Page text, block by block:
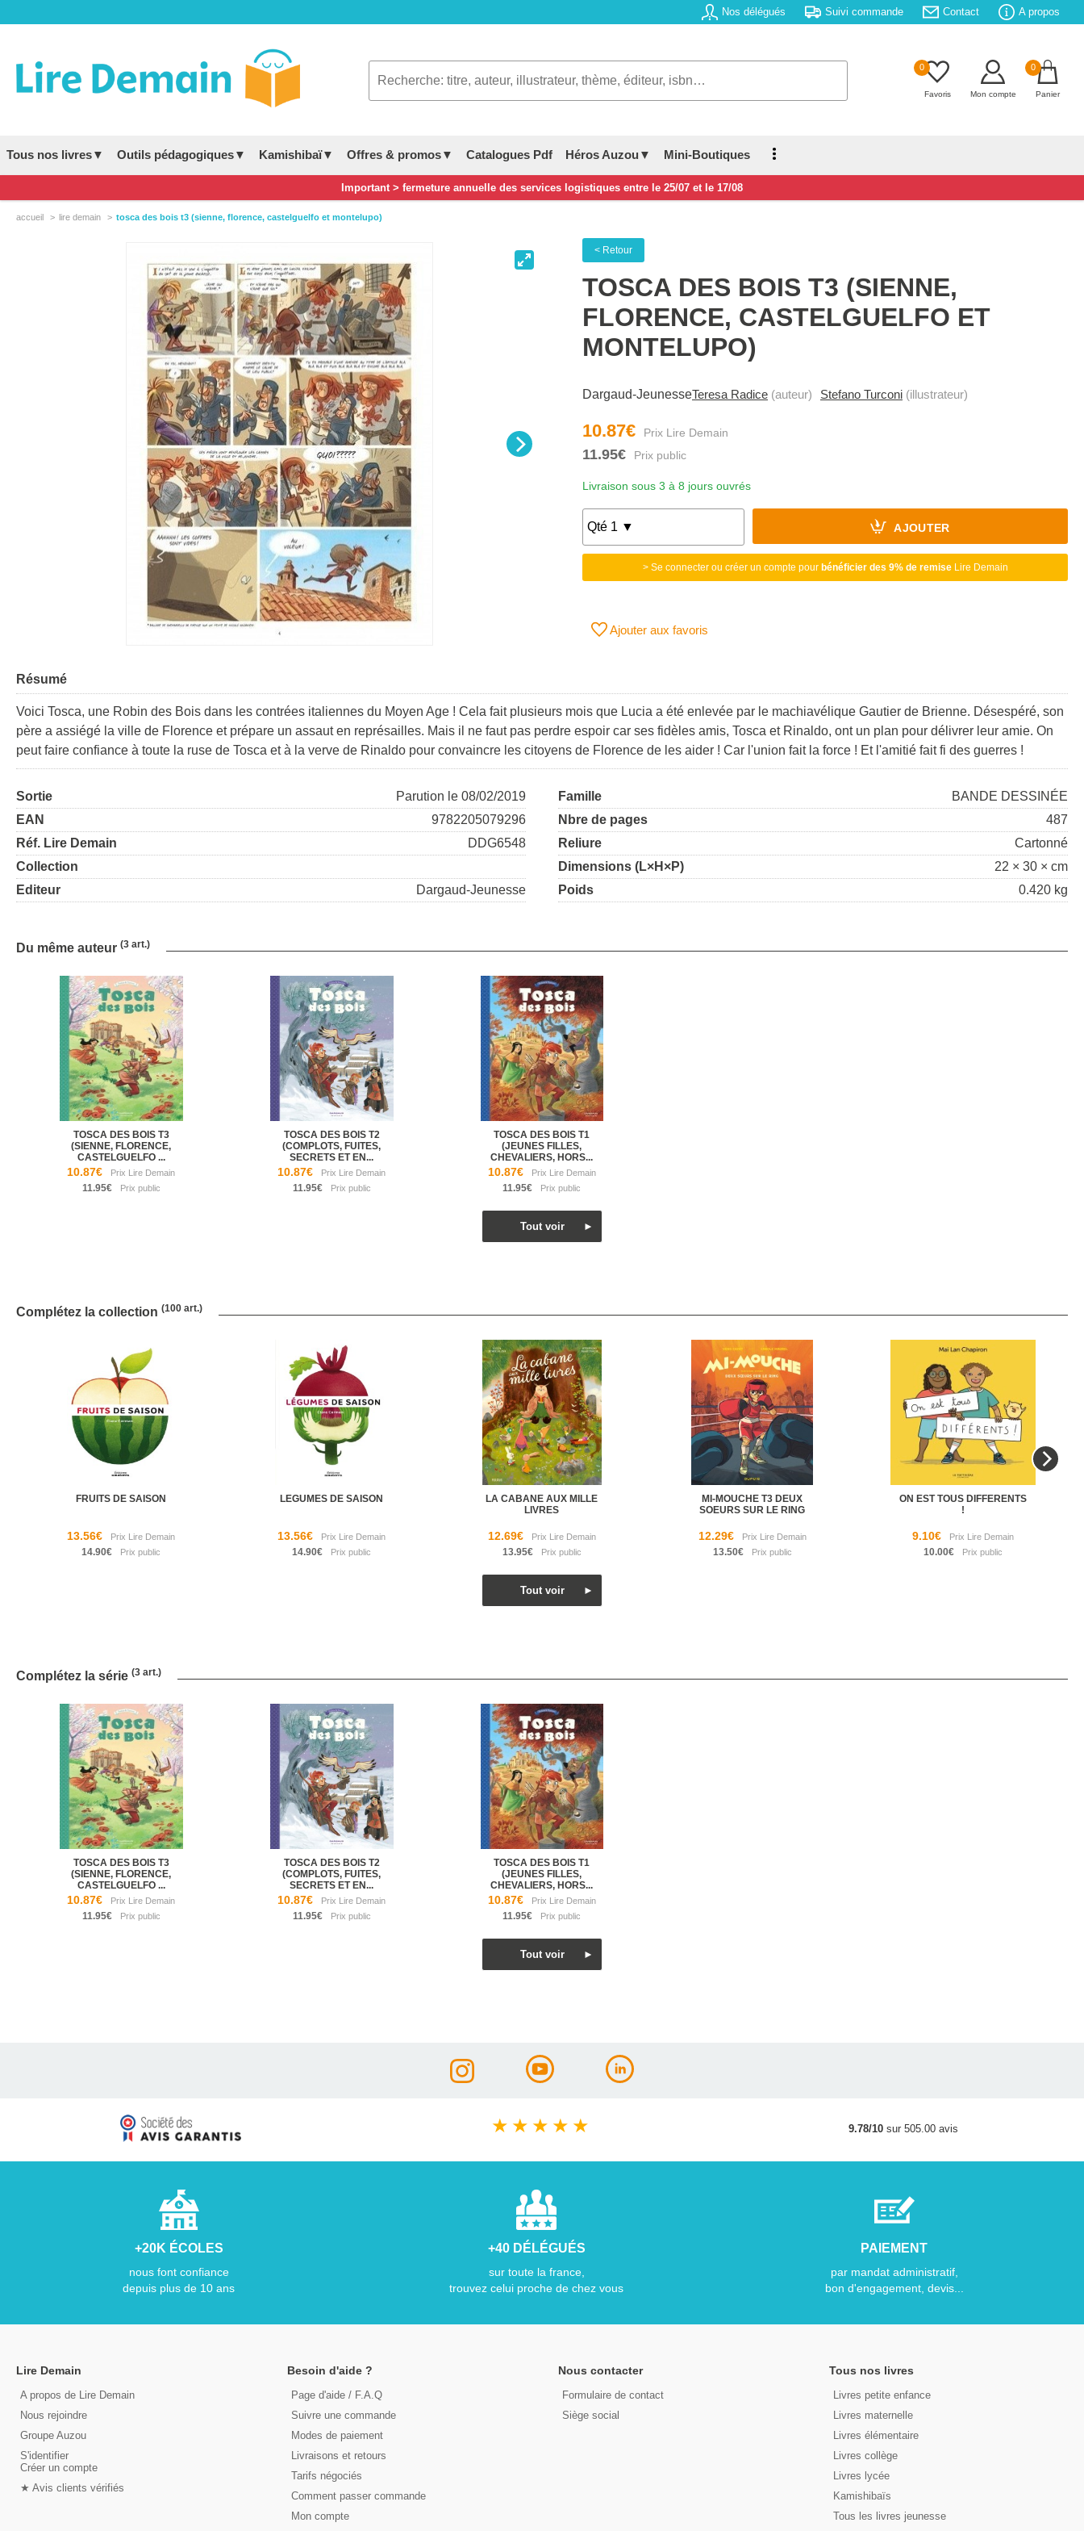
Nos délégués Suivi commande Contact A propos
0
Favoris Mon compte
0
Panier
Tous nos livres▼ Outils pédagogiques▼ Kamishibaï▼ Offres & promos▼ Catalogues Pdf Héros Auzou▼ Mini-Boutiques
Important > fermeture annuelle des services logistiques entre le 25/07 et le 17/08
accueil lire demain tosca des bois t3 (sienne, florence, castelguelfo et montelupo)
< Retour
TOSCA DES BOIS T3 (SIENNE,
FLORENCE, CASTELGUELFO ET
MONTELUPO)
Dargaud-JeunesseTeresa Radice (auteur) Stefano Turconi (illustrateur)
10.87€
11.95€
Livraison sous 3 à 8 jours ouvrés
AJOUTER
> Se connecter ou créer un compte pour bénéficier des 9% de remiseLire Demain
Ajouter aux favoris
Résumé
Voici Tosca, une Robin des Bois dans les contrées italiennes du Moyen Age ! Cela fait plusieurs mois que Lucia a été enlevée par le machiavélique Gautier de Brienne. Désespéré, son
père a assiégé la ville de Florence et prépare un assaut en représailles. Mais il ne faut pas perdre espoir car ses fidèles amis, Tosca et Rinaldo, ont un plan pour délivrer leur amie. On
peut faire confiance à toute la ruse de Tosca et à la verve de Rinaldo pour convaincre les citoyens de Florence de les aider ! Car l'union fait la force ! Et l'amitié fait fi des guerres !
Sortie
Parution le 08/02/2019
EAN
9782205079296
Réf. Lire Demain
DDG6548
Collection
Editeur
Dargaud-Jeunesse
Famille
BANDE DESSINÉE
Nbre de pages
487
Reliure
Cartonné
Dimensions (L×H×P)
22 × 30 × cm
Poids
0.420 kg
Du même auteur (3 art.)
TOSCA DES BOIS T3
(SIENNE, FLORENCE,
CASTELGUELFO ...
10.87€
11.95€
TOSCA DES BOIS T2
(COMPLOTS, FUITES,
SECRETS ET EN...
10.87€
11.95€
TOSCA DES BOIS T1
(JEUNES FILLES,
CHEVALIERS, HORS...
10.87€
11.95€
Complétez la collection (100 art.)
FRUITS DE SAISON
13.56€
14.90€
LEGUMES DE SAISON
13.56€
14.90€
LA CABANE AUX MILLE
LIVRES
12.69€
13.95€
MI-MOUCHE T3 DEUX
SOEURS SUR LE RING
12.29€
13.50€
ON EST TOUS DIFFERENTS
!
9.10€
10.00€
Complétez la série (3 art.)
TOSCA DES BOIS T3
(SIENNE, FLORENCE,
CASTELGUELFO ...
10.87€
11.95€
TOSCA DES BOIS T2
(COMPLOTS, FUITES,
SECRETS ET EN...
10.87€
11.95€
TOSCA DES BOIS T1
(JEUNES FILLES,
CHEVALIERS, HORS...
10.87€
11.95€
★ ★ ★ ★ ★ 9.78/10sur 505.00 avis
+20K ÉCOLES
nous font confiance
depuis plus de 10 ans
+40 DÉLÉGUÉS
sur toute la france,
trouvez celui proche de chez vous
PAIEMENT
par mandat administratif,
bon d'engagement, devis...
Lire Demain
A propos de Lire Demain
Nous rejoindre
Groupe Auzou
S'identifier
Créer un compte
★ Avis clients vérifiés
Besoin d'aide ?
Page d'aide / F.A.Q
Suivre une commande
Modes de paiement
Livraisons et retours
Tarifs négociés
Comment passer commande
Mon compte
Nous contacter
Formulaire de contact
Siège social
Tous nos livres
Livres petite enfance
Livres maternelle
Livres élémentaire
Livres collège
Livres lycée
Kamishibaïs
Tous les livres jeunesse